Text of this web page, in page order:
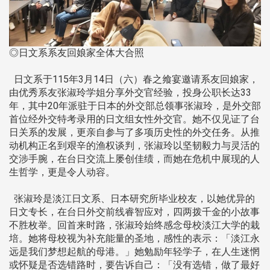
◎日文系系友回娘家全体大合照
日文系于115年3月14日（六）春之飨宴邀请系友回娘家，
由优秀系友张淑玲学姐分享外交官经验，投身公职长达33
年，其中20年派驻于日本的外交部总领事张淑玲，是外交部
首位经外交特考录用的日文组女性外交官。她不仅见证了台
日关系的发展，更亲自参与了多项历史性的外交任务。从推
动机构正名到艰辛的渔权谈判，张淑玲以坚韧毅力与灵活的
交涉手腕，在台日交流上屡创佳绩，而她在危机中展现的人
生哲学，更是令人动容。
张淑玲是淡江日文系、日本研究所毕业校友，以她优异的
日文专长，在台日外交前线睿智应对，四两拨千金的小故事
不胜枚举。回首来时路，张淑玲始终感念母校淡江大学的栽
培。她将母校视为补充能量的圣地，感性的表示：「淡江永
远是我们梦想起航的母港。」她勉励年轻学子，在人生迷惘
或怀疑是否选错路时，要告诉自己：「没有选错，做了最好